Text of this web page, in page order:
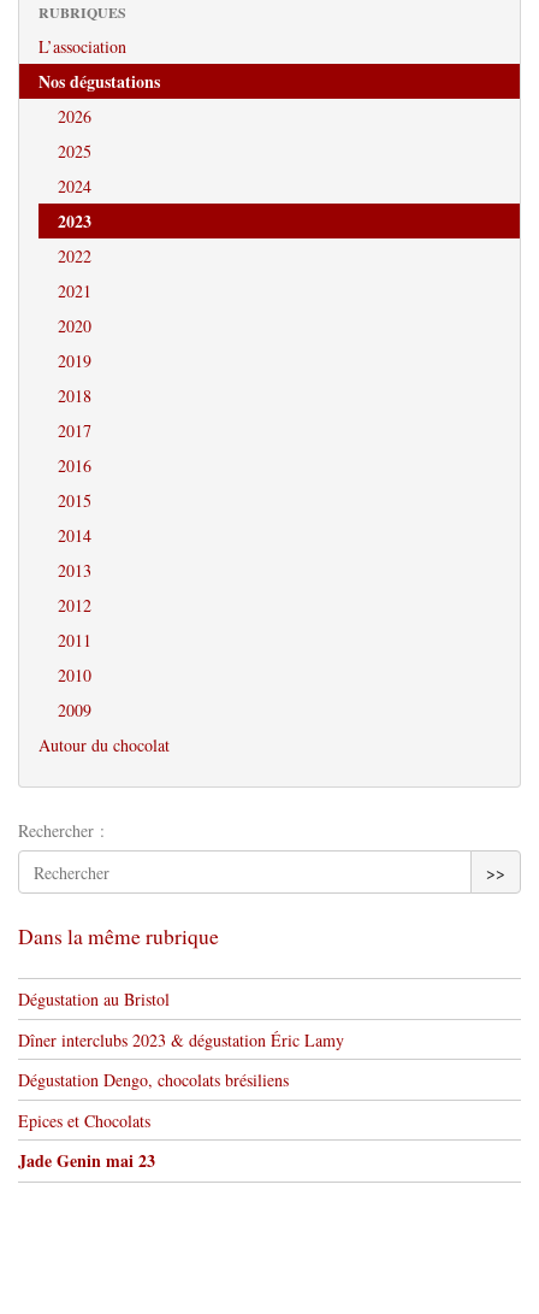
RUBRIQUES
L’association
Nos dégustations
2026
2025
2024
2023
2022
2021
2020
2019
2018
2017
2016
2015
2014
2013
2012
2011
2010
2009
Autour du chocolat
Rechercher :
>>
Dans la même rubrique
Dégustation au Bristol
Dîner interclubs 2023 & dégustation Éric Lamy
Dégustation Dengo, chocolats brésiliens
Epices et Chocolats
Jade Genin mai 23